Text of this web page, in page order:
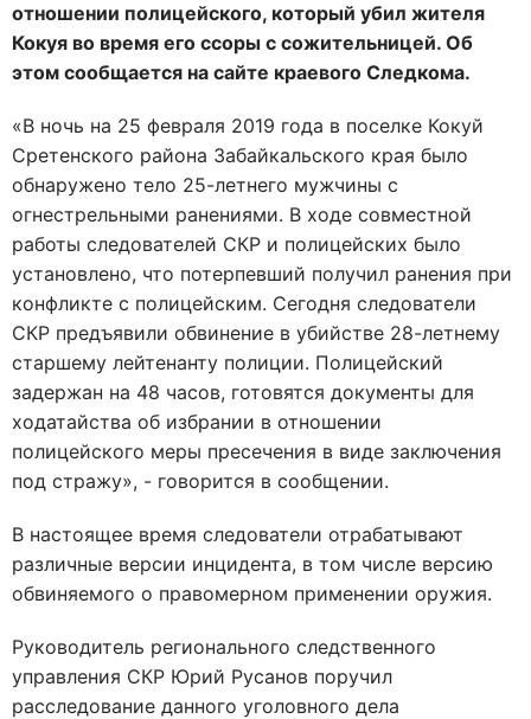
отношении полицейского, который убил жителя
Кокуя во время его ссоры с сожительницей. Об
этом сообщается на сайте краевого Следкома.
«В ночь на 25 февраля 2019 года в поселке Кокуй
Сретенского района Забайкальского края было
обнаружено тело 25-летнего мужчины с
огнестрельными ранениями. В ходе совместной
работы следователей СКР и полицейских было
установлено, что потерпевший получил ранения при
конфликте с полицейским. Сегодня следователи
СКР предъявили обвинение в убийстве 28-летнему
старшему лейтенанту полиции. Полицейский
задержан на 48 часов, готовятся документы для
ходатайства об избрании в отношении
полицейского меры пресечения в виде заключения
под стражу», - говорится в сообщении.
В настоящее время следователи отрабатывают
различные версии инцидента, в том числе версию
обвиняемого о правомерном применении оружия.
Руководитель регионального следственного
управления СКР Юрий Русанов поручил
расследование данного уголовного дела